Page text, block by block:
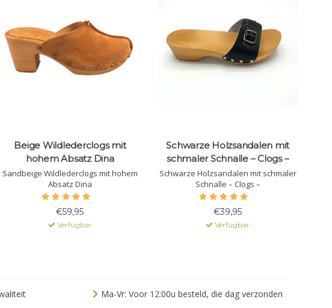
Beige Wildlederclogs mit
hohem Absatz Dina
Sandbeige Wildlederclogs mit hohem
Absatz Dina
€59,95
Verfügbar
Schwarze Holzsandalen mit
schmaler Schnalle – Clogs –
Schwarze Holzsandalen mit schmaler
Schnalle – Clogs –
€39,95
Verfügbar
Ma-Vr: Voor 12:00u besteld, die dag verzonden